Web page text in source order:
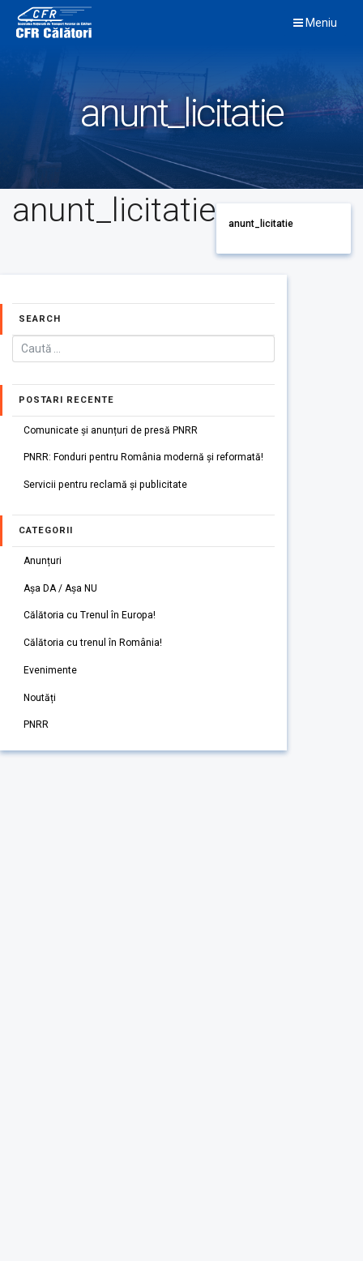
content
Meniu
anunt_licitatie
anunt_licitatie anunt_licitatie
SEARCH
POSTARI RECENTE
Comunicate și anunțuri de presă PNRR
PNRR: Fonduri pentru România modernă și reformată!
Servicii pentru reclamă și publicitate
CATEGORII
Anunțuri
Așa DA / Așa NU
Călătoria cu Trenul în Europa!
Călătoria cu trenul în România!
Evenimente
Noutăți
PNRR